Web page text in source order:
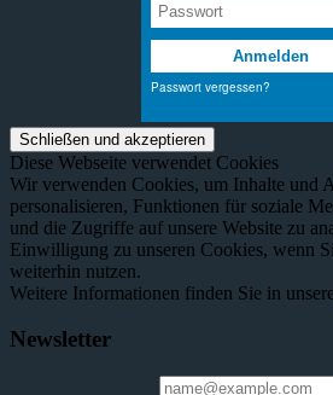
Diese Webseite verwendet Cookies
Wir verwenden Cookies, um Inhalte und
personalisieren, Funktionen für soziale
und die Zugriffe auf unsere Website zu
Einwilligung zu unseren Cookies, wenn
weiterhin nutzen.
Weitere Informationen finden Sie in
Newsletter